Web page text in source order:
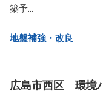
築予...
地盤補強・改良​
広島市西区 環境